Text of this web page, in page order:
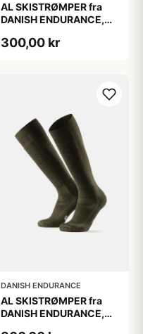
AL SKISTRØMPER fra
DANISH ENDURANCE,
300,00 kr
DANISH ENDURANCE
AL SKISTRØMPER fra
DANISH ENDURANCE,